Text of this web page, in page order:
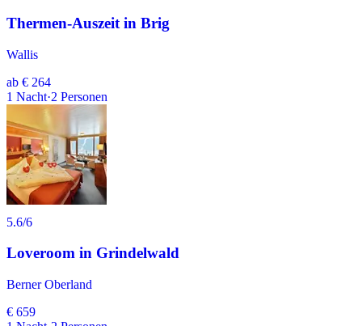
Thermen-Auszeit in Brig
Wallis
ab € 264
1 Nacht·2 Personen
5.6/6
Loveroom in Grindelwald
Berner Oberland
€ 659